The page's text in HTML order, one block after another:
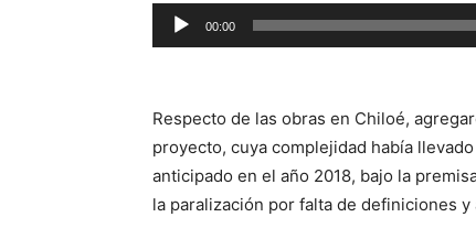
Reproductor
de
00:00
Respecto de las obras en Chiloé,
proyecto, cuya complejidad había
anticipado en el año 2018, bajo la
la paralización por falta de definiciones